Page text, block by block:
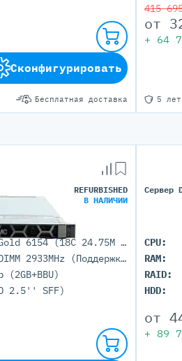
Бесплатная доставка
Сконфигурировать
5
415
от
+ 64
REFURBISHED
В НАЛИЧИИ
2x Intel Xeon Gold 6154 (18C 24.75M Cache 3.00 GHz)
8x 16GB DDR4 RDIMM 2933MHz (Поддержка до 3Тб максимально, 24 DIMM портов)
2.5'' SFF)
Сервер
CPU:
RAM:
RAID:
HDD:
от
+ 89